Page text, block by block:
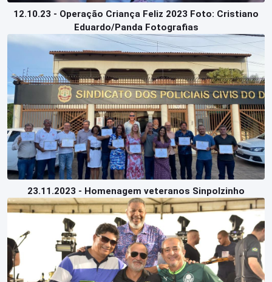
12.10.23 - Operação Criança Feliz 2023 Foto: Cristiano
Eduardo/Panda Fotografias
23.11.2023 - Homenagem veteranos Sinpolzinho